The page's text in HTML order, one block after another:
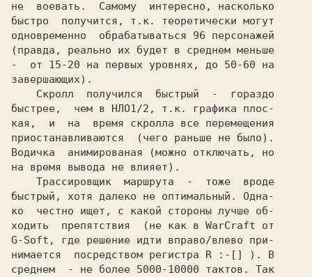
не  воевать.  Самому  интересно, насколько
быстро  получится, т.к. теоретически могут
одновременно  обрабатываться 96 персонажей
(правда, реально их будет в среднем меньше
-  от 15-20 на первых уровнях, до 50-60 на
завершающих).
быстрее,  чем в HЛО1/2, т.к. графика плос-
кая,  и  на  время скролла все перемещения
приостанавливаются  (чего раньше не было).
Водичка  анимированая (можно отключать, но
на время вывода не влияет).
быстрый, хотя далеко не оптимальный. Одна-
ко  честно ищет, с какой стороны лучше об-
ходить  препятствия  (не как в WarCraft от
G-Soft, где решение идти вправо/влево при-
нимается  посредством регистра R :-[] ). В
среднем  - не более 5000-10000 тактов. Так